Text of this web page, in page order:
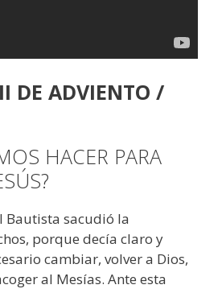
DE ADVIENTO /
HACER PARA
Bautista sacudió la
porque decía claro y
cambiar, volver a Dios,
al Mesías. Ante esta